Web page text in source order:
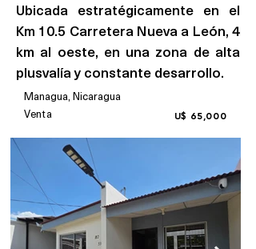
Ubicada estratégicamente en el
Km 10.5 Carretera Nueva a León, 4
km al oeste, en una zona de alta
plusvalía y constante desarrollo.
Managua, Nicaragua
Venta
U$ 65,000